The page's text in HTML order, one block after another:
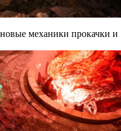
механики прокачки и